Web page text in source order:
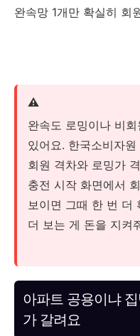
완속망 1개만 확실히 회
⚠️
완속도 로밍이나 비
있어요. 한국소비자
회원 격차와 로밍가
충전 시작 화면에서
보이면 그때 한 번 더
더 보는 게 돈을 지켜
아파트 공용이냐
가 갈려요